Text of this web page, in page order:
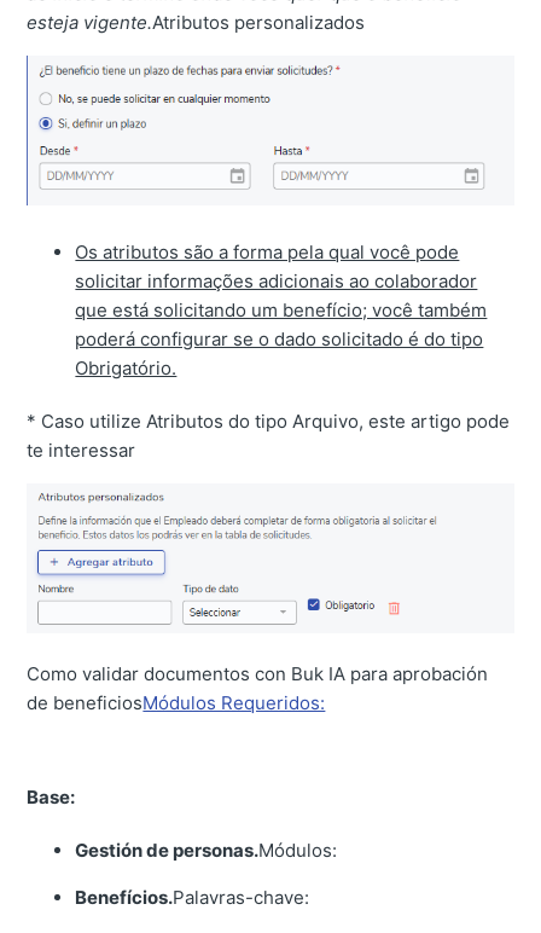
esteja vigente.Atributos personalizados
Os atributos são a forma pela qual você pode
solicitar informações adicionais ao colaborador
que está solicitando um benefício; você também
poderá configurar se o dado solicitado é do tipo
Obrigatório.
* Caso utilize Atributos do tipo Arquivo, este artigo pode
te interessar
Como validar documentos con Buk IA para aprobación
de beneficiosMódulos Requeridos:
Base:
Gestión de personas.Módulos:
Benefícios.Palavras-chave: